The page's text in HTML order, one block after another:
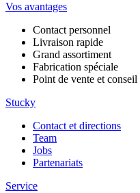
Vos avantages
Contact personnel
Livraison rapide
Grand assortiment
Fabrication spéciale
Point de vente et conseil
Stucky
Contact et directions
Team
Jobs
Partenariats
Service